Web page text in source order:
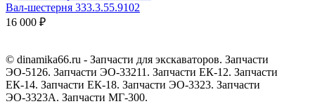
Вал-шестерня 333.3.55.9102
16 000 ₽
© dinamika66.ru - Запчасти для экскаваторов. Запчасти
ЭО-5126. Запчасти ЭО-33211. Запчасти ЕК-12. Запчасти
ЕК-14. Запчасти ЕК-18. Запчасти ЭО-3323. Запчасти
ЭО-3323А. Запчасти МГ-300.